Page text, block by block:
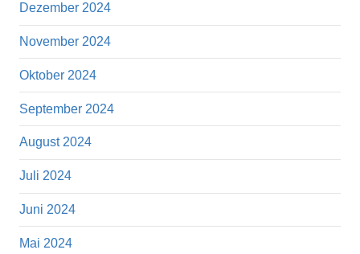
Dezember 2024
November 2024
Oktober 2024
September 2024
August 2024
Juli 2024
Juni 2024
Mai 2024